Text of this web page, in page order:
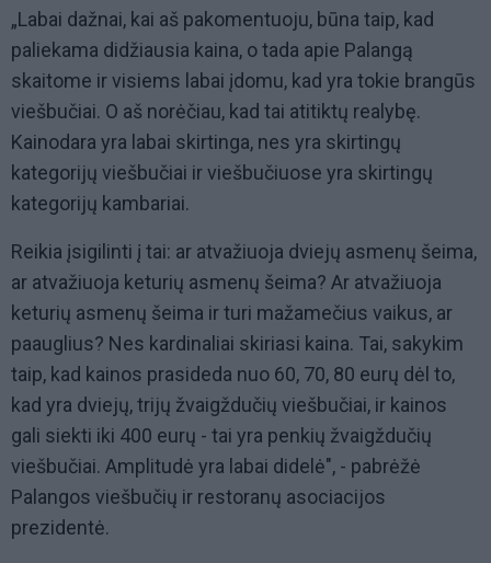
„Labai dažnai, kai aš pakomentuoju, būna taip, kad
paliekama didžiausia kaina, o tada apie Palangą
skaitome ir visiems labai įdomu, kad yra tokie brangūs
viešbučiai. O aš norėčiau, kad tai atitiktų realybę.
Kainodara yra labai skirtinga, nes yra skirtingų
kategorijų viešbučiai ir viešbučiuose yra skirtingų
kategorijų kambariai.
Reikia įsigilinti į tai: ar atvažiuoja dviejų asmenų šeima,
ar atvažiuoja keturių asmenų šeima? Ar atvažiuoja
keturių asmenų šeima ir turi mažamečius vaikus, ar
paauglius? Nes kardinaliai skiriasi kaina. Tai, sakykim
taip, kad kainos prasideda nuo 60, 70, 80 eurų dėl to,
kad yra dviejų, trijų žvaigždučių viešbučiai, ir kainos
gali siekti iki 400 eurų - tai yra penkių žvaigždučių
viešbučiai. Amplitudė yra labai didelė", - pabrėžė
Palangos viešbučių ir restoranų asociacijos
prezidentė.